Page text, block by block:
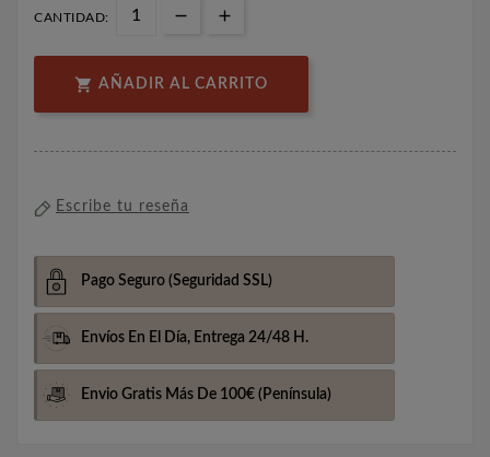
CANTIDAD:
 AÑADIR AL CARRITO
Escribe tu reseña
Pago Seguro (Seguridad SSL)
Envíos En El Día, Entrega 24/48 H.
Envio Gratis Más De 100€ (Península)